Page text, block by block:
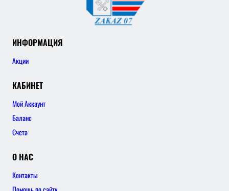
ИНФОРМАЦИЯ
Акции
КАБИНЕТ
Мой Аккаунт
Баланс
Счета
О НАС
Контакты